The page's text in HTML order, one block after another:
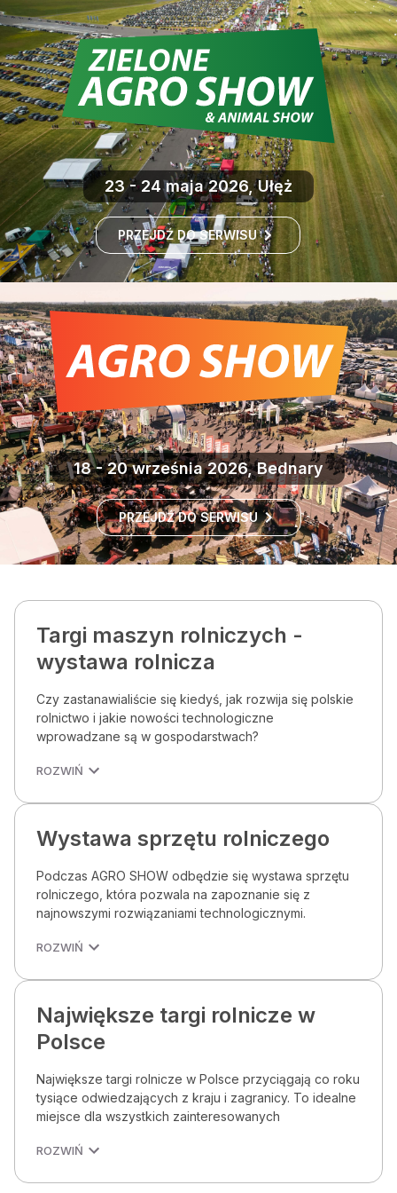
23 - 24 maja 2026, Ułęż
PRZEJDŹ DO SERWISU
18 - 20 września 2026, Bednary
PRZEJDŹ DO SERWISU
Targi maszyn rolniczych -
wystawa rolnicza
Czy zastanawialiście się kiedyś, jak rozwija się polskie
rolnictwo i jakie nowości technologiczne
wprowadzane są w gospodarstwach?
ROZWIŃ
Wystawa sprzętu rolniczego
Podczas AGRO SHOW odbędzie się wystawa sprzętu
rolniczego, która pozwala na zapoznanie się z
najnowszymi rozwiązaniami technologicznymi.
ROZWIŃ
Największe targi rolnicze w
Polsce
Największe targi rolnicze w Polsce przyciągają co roku
tysiące odwiedzających z kraju i zagranicy. To idealne
miejsce dla wszystkich zainteresowanych
ROZWIŃ